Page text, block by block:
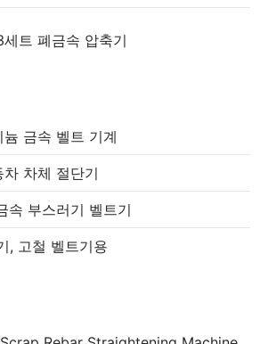
트 폐금속 압축기
금속 벨트 기계
차체 절단기
속 부스러기 벨트기
, 고철 벨트기용